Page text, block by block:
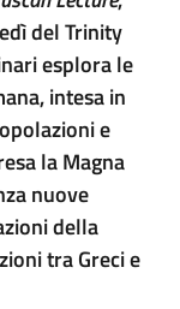
del Trinity
esplora le
intesa in
e
la Magna
nuove
della
tra Greci e